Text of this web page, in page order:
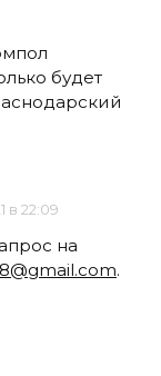
будет
в 22:09
на
.